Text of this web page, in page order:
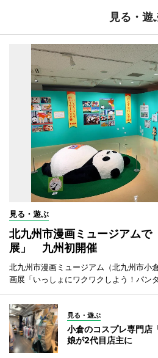
見る・遊
見る・遊ぶ
北九州市漫画ミュージアムで
展」 九州初開催
北九州市漫画ミュージアム（北九州市小
画展「いっしょにワクワクしよう！パン
見る・遊ぶ
小倉のコスプレ専門店
娘が2代目店主に